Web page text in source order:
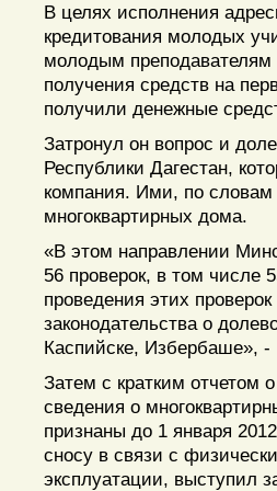
В целях исполнения
кредитования молодых
молодым
получения средств на
получили денежные
Затронул он вопрос и
Республики Дагестан,
компания. Ими, по словам
многоквартирных дома.
«В этом направлении
56 проверок, в том числе
проведения этих
законодательства о
Каспийске, Избербаше»,
Затем с кратким отчетом
сведения о
признаны до 1 января
сносу в связи с
эксплуатации, выступил